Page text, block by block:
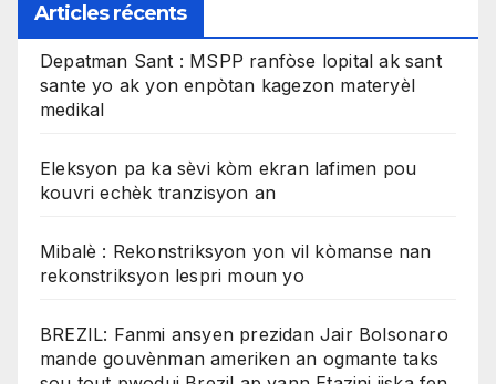
Articles récents
Depatman Sant : MSPP ranfòse lopital ak sant
sante yo ak yon enpòtan kagezon materyèl
medikal
Eleksyon pa ka sèvi kòm ekran lafimen pou
kouvri echèk tranzisyon an
Mibalè : Rekonstriksyon yon vil kòmanse nan
rekonstriksyon lespri moun yo
BREZIL: Fanmi ansyen prezidan Jair Bolsonaro
mande gouvènman ameriken an ogmante taks